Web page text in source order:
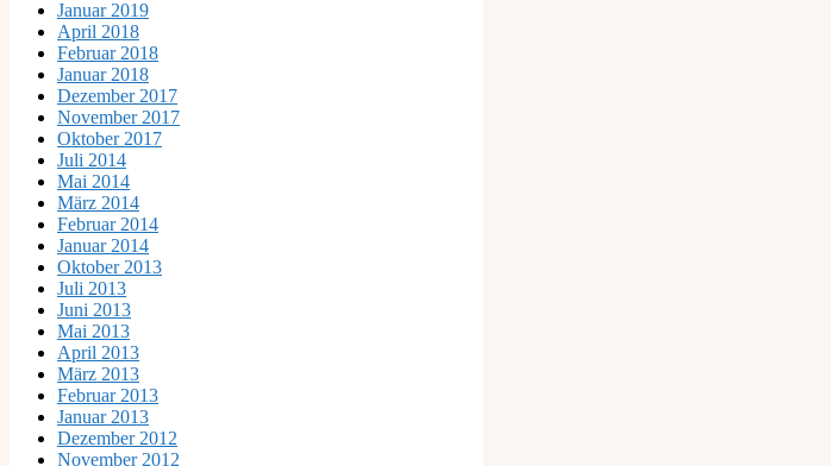
Januar 2019
April 2018
Februar 2018
Januar 2018
Dezember 2017
November 2017
Oktober 2017
Juli 2014
Mai 2014
März 2014
Februar 2014
Januar 2014
Oktober 2013
Juli 2013
Juni 2013
Mai 2013
April 2013
März 2013
Februar 2013
Januar 2013
Dezember 2012
November 2012